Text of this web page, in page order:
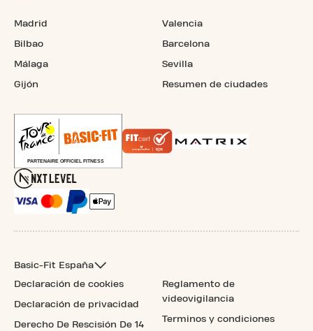
Madrid
Bilbao
Málaga
Gijón
Valencia
Barcelona
Sevilla
Resumen de ciudades
Basic-Fit España
Declaración de cookies
Declaración de privacidad
Derecho De Rescisión De 14
Reglamento de
videovigilancia
Terminos y condiciones